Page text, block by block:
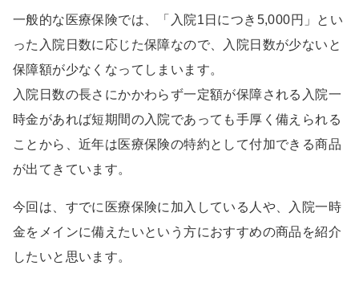
一般的な医療保険では、「入院1日につき5,000円」とい
った入院日数に応じた保障なので、入院日数が少ないと
保障額が少なくなってしまいます。
入院日数の長さにかかわらず一定額が保障される入院一
時金があれば短期間の入院であっても手厚く備えられる
ことから、近年は医療保険の特約として付加できる商品
が出てきています。
今回は、すでに医療保険に加入している人や、入院一時
金をメインに備えたいという方におすすめの商品を紹介
したいと思います。